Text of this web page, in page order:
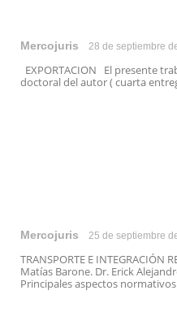
Mercojuris 28 de septiembre
EXPORTACION El presente
doctoral del autor ( cuarta
Mercojuris 25 de septiembre
TRANSPORTE E INTEGRACIÓN
Matías Barone. Dr. Erick
Principales aspectos normativos